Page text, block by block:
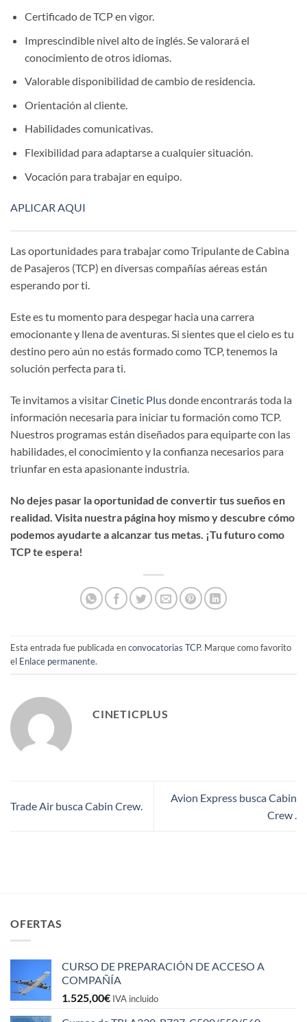
Certificado de TCP en vigor.
Imprescindible nivel alto de inglés. Se valorará el
conocimiento de otros idiomas.
Valorable disponibilidad de cambio de residencia.
Orientación al cliente.
Habilidades comunicativas.
Flexibilidad para adaptarse a cualquier situación.
Vocación para trabajar en equipo.
APLICAR AQUI
Las oportunidades para trabajar como Tripulante de Cabina
de Pasajeros (TCP) en diversas compañías aéreas están
esperando por ti.
Este es tu momento para despegar hacia una carrera
emocionante y llena de aventuras. Si sientes que el cielo es tu
destino pero aún no estás formado como TCP, tenemos la
solución perfecta para ti.
Te invitamos a visitarCinetic Plusdonde encontrarás toda la
información necesaria para iniciar tu formación como TCP.
Nuestros programas están diseñados para equiparte con las
habilidades, el conocimiento y la confianza necesarios para
triunfar en esta apasionante industria.
No dejes pasar la oportunidad de convertir tus sueños en
realidad. Visita nuestra página hoy mismo y descubre cómo
podemos ayudarte a alcanzar tus metas. ¡Tu futuro como
TCP te espera!
Esta entrada fue publicada enconvocatorias TCP. Marque como favorito
el Enlace permanente.
CINETICPLUS
Trade Air busca Cabin Crew.
Avion Express busca Cabin
Crew .
OFERTAS
CURSO DE PREPARACIÓN DE ACCESO A
COMPAÑÍA
1.525,00€ IVA incluido